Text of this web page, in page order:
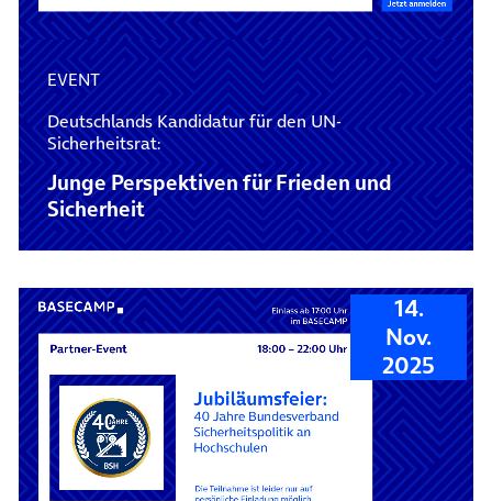
EVENT
Deutschlands Kandidatur für den UN-
Sicherheitsrat:
Junge Perspektiven für Frieden und
Sicherheit
14.
Nov.
2025